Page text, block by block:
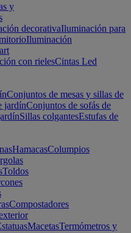
y
decorativaIluminación para
Iluminación
con rielesCintas Led
Conjuntos de mesas y sillas de
jardínConjuntos de sofás de
Sillas colgantesEstufas de
HamacasColumpios
Toldos
Compostadores
MacetasTermómetros y